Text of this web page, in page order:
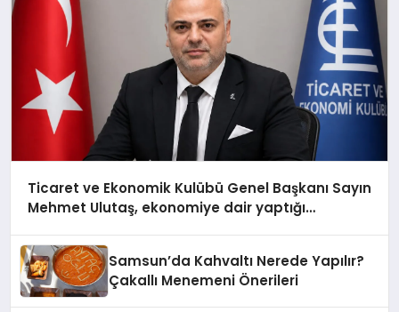
Ticaret ve Ekonomik Kulübü Genel Başkanı Sayın
Mehmet Ulutaş, ekonomiye dair yaptığı
Samsun’da Kahvaltı Nerede Yapılır?
Çakallı Menemeni Önerileri